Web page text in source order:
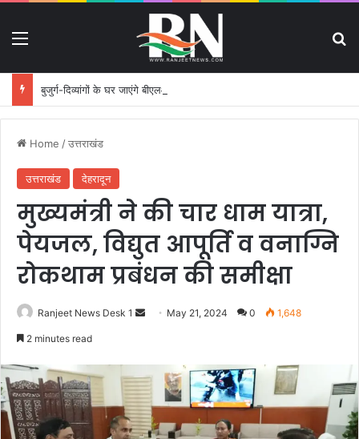
बुजुर्ग-दिव्यांगों के घर जाएंगे बीएलओ, करेंगे नोटिसों का निस्तारण
Home /उत्तराखंड
उत्तराखंड देहरादून
मुख्यमंत्री ने की चार धाम यात्रा,
पेयजल, विद्युत आपूर्ति व वनाग्नि
रोकथाम प्रबंधन की समीक्षा
Ranjeet News Desk 1
a
n
e
May 21, 2024 0 1,648
2 minutes read